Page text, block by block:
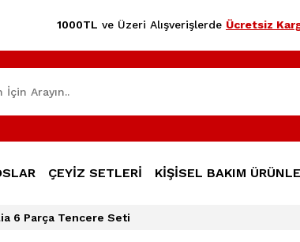
1000TL ve Üzeri Alışverişlerde Ücretsiz
ÇEYİZ SETLERİ KİŞİSEL BAKIM
6 Parça Tencere Seti